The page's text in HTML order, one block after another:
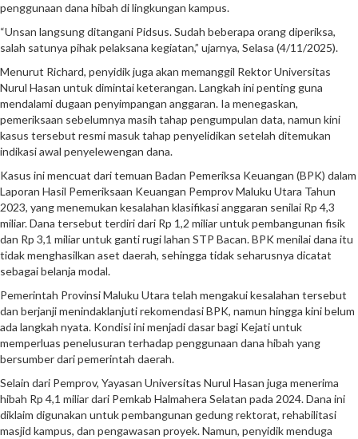
penggunaan dana hibah di lingkungan kampus.
“Unsan langsung ditangani Pidsus. Sudah beberapa orang diperiksa,
salah satunya pihak pelaksana kegiatan,” ujarnya, Selasa (4/11/2025).
Menurut Richard, penyidik juga akan memanggil Rektor Universitas
Nurul Hasan untuk dimintai keterangan. Langkah ini penting guna
mendalami dugaan penyimpangan anggaran. Ia menegaskan,
pemeriksaan sebelumnya masih tahap pengumpulan data, namun kini
kasus tersebut resmi masuk tahap penyelidikan setelah ditemukan
indikasi awal penyelewengan dana.
Kasus ini mencuat dari temuan Badan Pemeriksa Keuangan (BPK) dalam
Laporan Hasil Pemeriksaan Keuangan Pemprov Maluku Utara Tahun
2023, yang menemukan kesalahan klasifikasi anggaran senilai Rp 4,3
miliar. Dana tersebut terdiri dari Rp 1,2 miliar untuk pembangunan fisik
dan Rp 3,1 miliar untuk ganti rugi lahan STP Bacan. BPK menilai dana itu
tidak menghasilkan aset daerah, sehingga tidak seharusnya dicatat
sebagai belanja modal.
Pemerintah Provinsi Maluku Utara telah mengakui kesalahan tersebut
dan berjanji menindaklanjuti rekomendasi BPK, namun hingga kini belum
ada langkah nyata. Kondisi ini menjadi dasar bagi Kejati untuk
memperluas penelusuran terhadap penggunaan dana hibah yang
bersumber dari pemerintah daerah.
Selain dari Pemprov, Yayasan Universitas Nurul Hasan juga menerima
hibah Rp 4,1 miliar dari Pemkab Halmahera Selatan pada 2024. Dana ini
diklaim digunakan untuk pembangunan gedung rektorat, rehabilitasi
masjid kampus, dan pengawasan proyek. Namun, penyidik menduga